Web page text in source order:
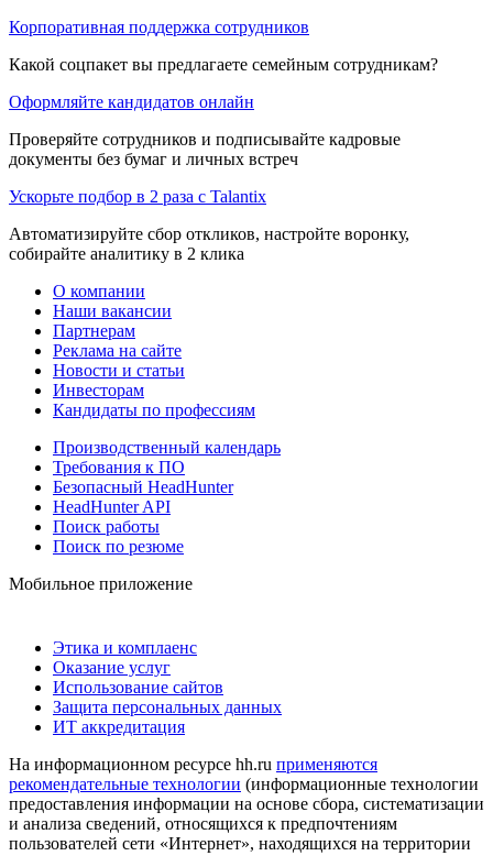
Корпоративная поддержка сотрудников
Какой соцпакет вы предлагаете семейным сотрудникам?
Оформляйте кандидатов онлайн
Проверяйте сотрудников и подписывайте кадровые
документы без бумаг и личных встреч
Ускорьте подбор в 2 раза с Talantix
Автоматизируйте сбор откликов, настройте воронку,
собирайте аналитику в 2 клика
О компании
Наши вакансии
Партнерам
Реклама на сайте
Новости и статьи
Инвесторам
Кандидаты по профессиям
Производственный календарь
Требования к ПО
Безопасный HeadHunter
HeadHunter API
Поиск работы
Поиск по резюме
Мобильное приложение
Этика и комплаенс
Оказание услуг
Использование сайтов
Защита персональных данных
ИТ аккредитация
На информационном ресурсе hh.ru применяются
рекомендательные технологии (информационные технологии
предоставления информации на основе сбора, систематизации
и анализа сведений, относящихся к предпочтениям
пользователей сети «Интернет», находящихся на территории